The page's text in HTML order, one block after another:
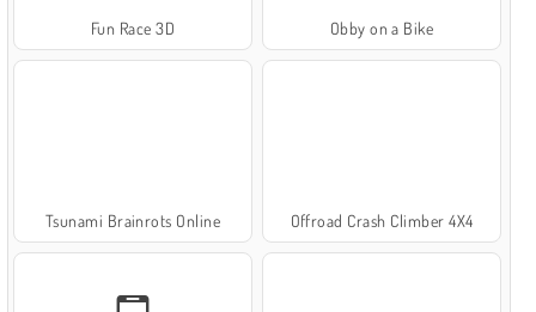
Fun Race 3D Obby on a Bike
Tsunami Brainrots Online Offroad Crash Climber 4X4